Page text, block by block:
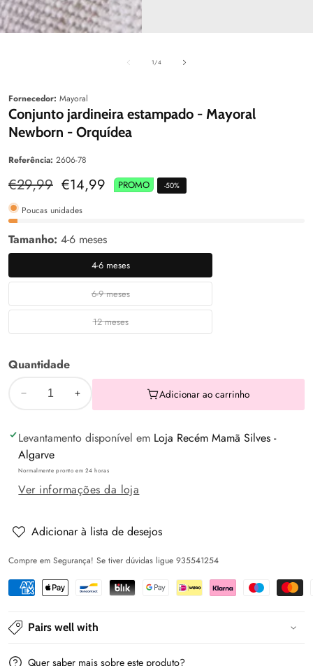
1/de
4
Fornecedor: Mayoral
Conjunto jardineira estampado - Mayoral
Newborn - Orquídea
Referência: 2606-78
Preço
normal
€29,99 Preço
venda
€14,99 PROMO -50%
Poucas unidades
Tamanho: 4-6 meses
4-6 meses
4-
6
meses
6-9 meses
6-
9
meses
12 meses
Quantidade
Diminuir
quantidade
de
Conjunto
jardineira
-
Newborn
-
Orquídea
Aumentar
quantidade
Conjunto
jardineira
-
Newborn
Adicionar ao carrinho
Levantamento disponível em Loja Recém Mamã Silves -
Algarve
Normalmente pronto em 24 horas
Ver informações da loja
Adicionar à lista de desejos
Compre em Segurança! Se tiver dúvidas ligue 935541254
Pairs well with
Quer saber mais sobre este produto?